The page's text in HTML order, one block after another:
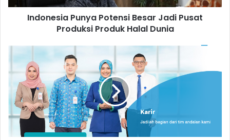
Halal
Indonesia Punya Potensi Besar Jadi Pusat
Produksi Produk Halal Dunia
Syariah
Buka
Loker
Beberapa
Posisi,
Usia
Maksimal
35